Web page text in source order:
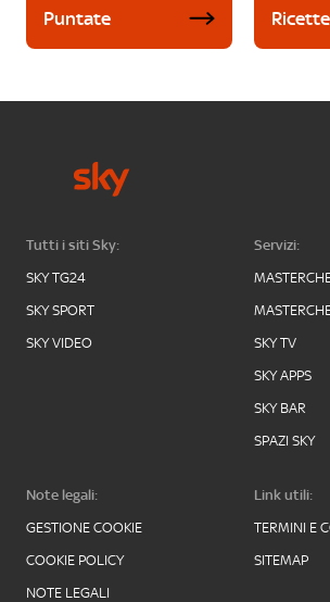
Puntate Ricette
Tutti i siti Sky:
SKY TG24
SKY SPORT
SKY VIDEO
Servizi:
SKY TV
SKY APPS
SKY BAR
SPAZI SKY
Note legali:
GESTIONE COOKIE
COOKIE POLICY
NOTE LEGALI
Link utili:
TERMINI E
SITEMAP